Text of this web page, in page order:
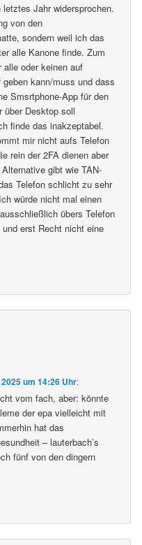
Jahr widersprochen.
von den
sondern weil ich das
alle Kanone finde. Zum
alle oder keinen auf
kann/muss und dass
Smsrtphone-App für den
über Desktop soll
finde das inakzeptabel.
mir nicht aufs Telefon
rein der 2FA dienen aber
gibt wie TAN-
Telefon schlicht zu sehr
würde nicht mal einen
übers Telefon
erst Recht nicht eine
um 14:26 Uhr:
vom fach, aber: könnte
der epa vielleicht mit
hat das
– lauterbach’s
fünf von den dingern